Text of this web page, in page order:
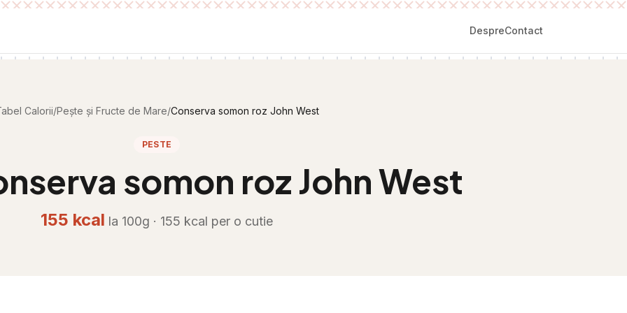
DespreContact
Calorii/Pește și Fructe de Mare/Conserva somon roz John West
PESTE
somon roz John West
155 kcal la 100g · 155 kcal per o cutie